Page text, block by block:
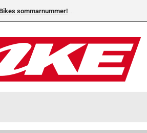
sommarnummer!